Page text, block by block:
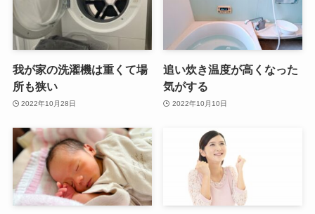
我が家の洗濯機は重くて場
所も狭い
2022年10月28日
追い炊き温度が高くなった
気がする
2022年10月10日